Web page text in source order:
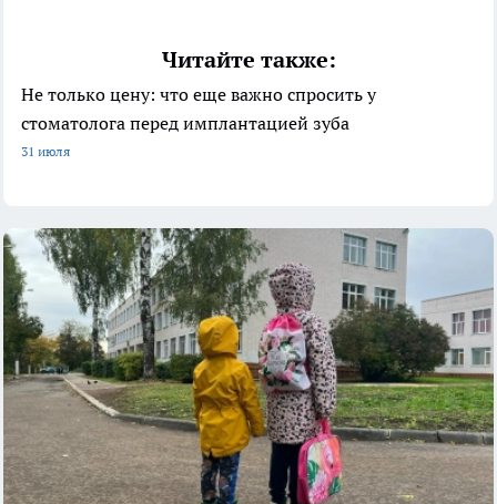
Читайте также:
Не только цену: что еще важно спросить у
стоматолога перед имплантацией зуба
31 июля